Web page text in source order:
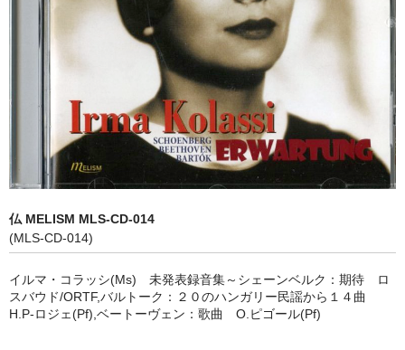
器楽曲
声楽曲
オペラ
歌曲
CD&BOOK
PICK UP
ABOUT
仏 MELISM MLS-CD-014
(MLS-CD-014)
イルマ・コラッシ(Ms) 未発表録音集～シェーンベルク：期待 ロ
スバウド/ORTF,バルトーク：２０のハンガリー民謡から１４曲
H.P-ロジェ(Pf),ベートーヴェン：歌曲 O.ピゴール(Pf)